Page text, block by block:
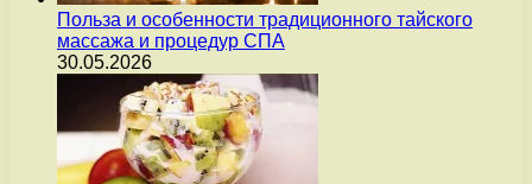
Польза и особенности традиционного тайского
массажа и процедур СПА
30.05.2026